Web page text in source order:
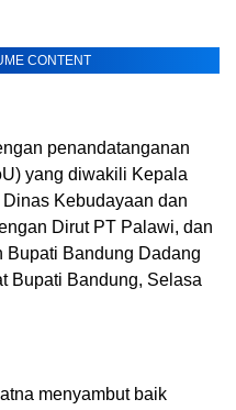
CONTENT
penandatanganan
yang diwakili Kepala
Kebudayaan dan
Dirut PT Palawi, dan
Bandung Dadang
Bupati Bandung, Selasa
menyambut baik